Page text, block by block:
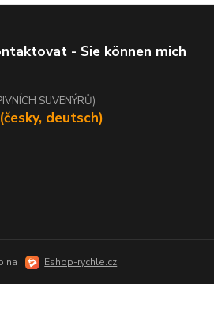
- Sie können mich
SUVENÝRŮ)
deutsch)
na Eshop-rychle.cz